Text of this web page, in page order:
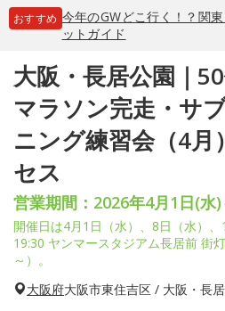
おすすめ 今年のGWどこ行く！？関
ットガイド
大阪・長居公園｜
マラソン完走・サ
ニング練習会（4月
セス
営業期間：2026年4月1日(水
開催日は4月1日（水）、8日（水）、
19:30 ヤンマースタジアム長居前 街
～）。
大阪府大阪市東住吉区 / 大阪・長